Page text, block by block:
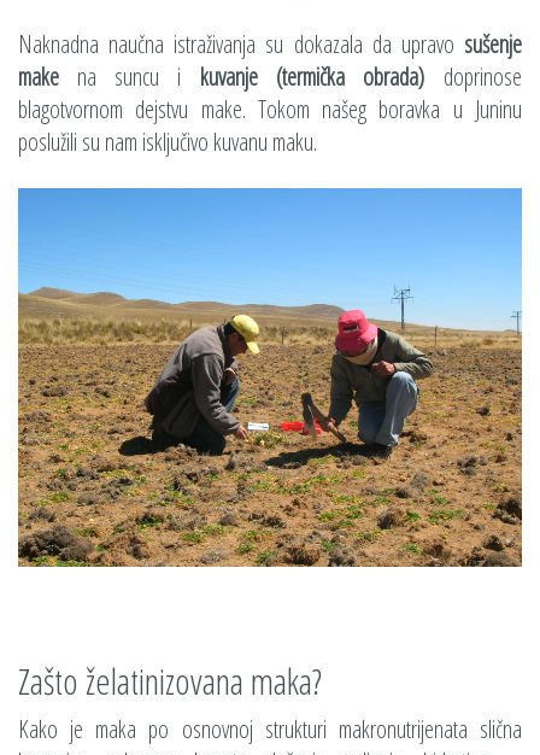
Naknadna naučna istraživanja su dokazala da upravo sušenje
make na suncu i kuvanje (termička obrada)doprinose
blagotvornom dejstvu make. Tokom našeg boravka u Juninu
poslužili su nam isključivo kuvanu maku.
Zašto želatinizovana maka?
Kako je maka po osnovnoj strukturi makronutrijenata slična